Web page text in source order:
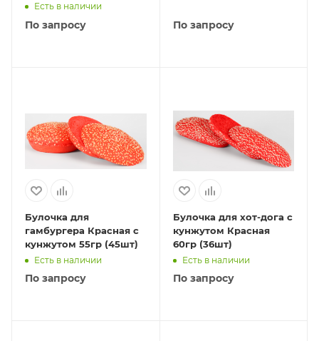
Есть в наличии
По запросу По запросу
Булочка для
гамбургера Красная с
кунжутом 55гр (45шт)
Есть в наличии
По запросу
Булочка для хот-дога с
кунжутом Красная
60гр (36шт)
Есть в наличии
По запросу